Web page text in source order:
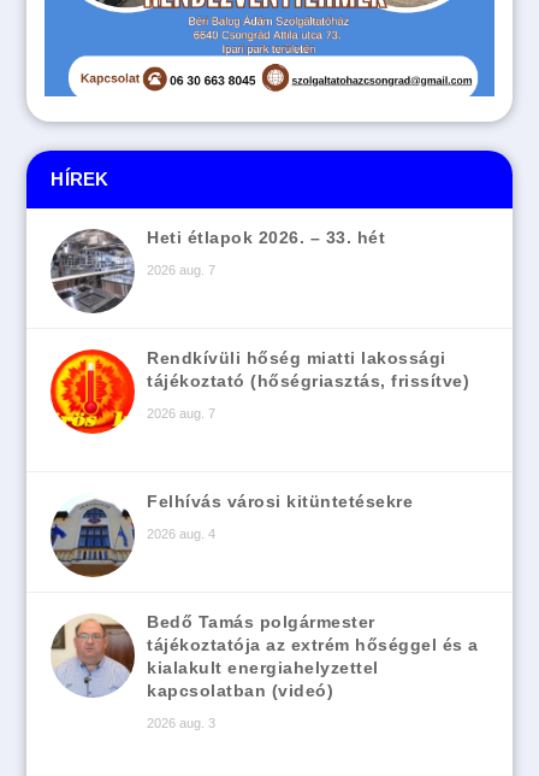
HÍREK
Heti étlapok 2026. – 33. hét
2026 aug. 7
Rendkívüli hőség miatti lakossági
tájékoztató (hőségriasztás, frissítve)
2026 aug. 7
Felhívás városi kitüntetésekre
2026 aug. 4
Bedő Tamás polgármester
tájékoztatója az extrém hőséggel és a
kialakult energiahelyzettel
kapcsolatban (videó)
2026 aug. 3